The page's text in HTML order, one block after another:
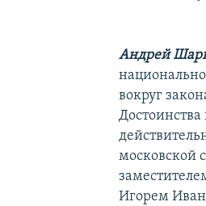
Андрей
вокруг
Достоинства
московской
Игорем